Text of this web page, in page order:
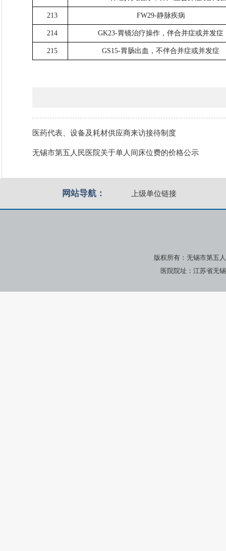
213 FW29-静脉疾病
214 GK23-胃镜治疗操作，伴合并症或并发症
215 GS15-胃肠出血，不伴合并症或并发症
医药代表、设备及耗材供应商来访接待制度
无锡市第五人民医院关于单人间床位费的价格公示
网站导航： 上级单位链接
版权所有：无锡市第五
医院院址：江苏省无